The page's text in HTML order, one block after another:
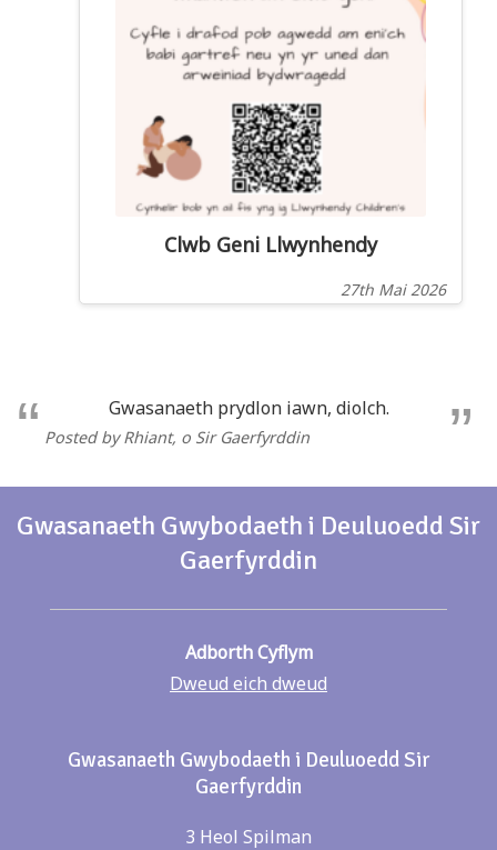
Clwb Geni Llwynhendy
27th Mai 2026
Gwasanaeth prydlon iawn, diolch.
Posted by Rhiant, o Sir Gaerfyrddin
Gwasanaeth Gwybodaeth i Deuluoedd Sir
Gaerfyrddin
Adborth Cyflym
Dweud eich dweud
Gwasanaeth Gwybodaeth i Deuluoedd Sir
Gaerfyrddin
3 Heol Spilman